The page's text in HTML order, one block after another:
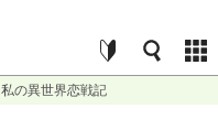
の異世界恋戦記